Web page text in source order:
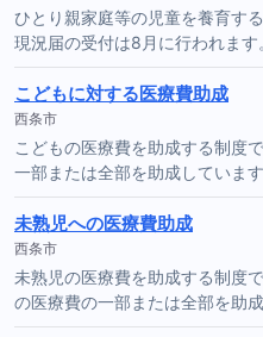
ひとり親家庭等の児童を養育す
現況届の受付は8月に行われます
こどもに対する医療費助成
西条市
こどもの医療費を助成する制度
一部または全部を助成しています
未熟児への医療費助成
西条市
未熟児の医療費を助成する制度
の医療費の一部または全部を助成